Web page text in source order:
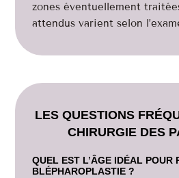
zones éventuellement
attendus varient selon
LES QUESTIONS
CHIRURGIE DES
QUEL EST L’ÂGE IDÉAL POUR
BLÉPHAROPLASTIE ?